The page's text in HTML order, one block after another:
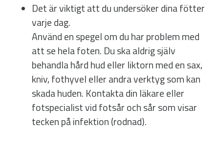
Det är viktigt att du undersöker dina fötter
varje dag.
Använd en spegel om du har problem med
att se hela foten. Du ska aldrig själv
behandla hård hud eller liktorn med en sax,
kniv, fothyvel eller andra verktyg som kan
skada huden. Kontakta din läkare eller
fotspecialist vid fotsår och sår som visar
tecken på infektion (rodnad).